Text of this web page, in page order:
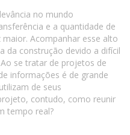
no mundo
e a quantidade de
Acompanhar esse alto
da construção devido a difícil
se tratar de projetos de
informações é de grande
de seus
contudo, como reunir
tempo real?